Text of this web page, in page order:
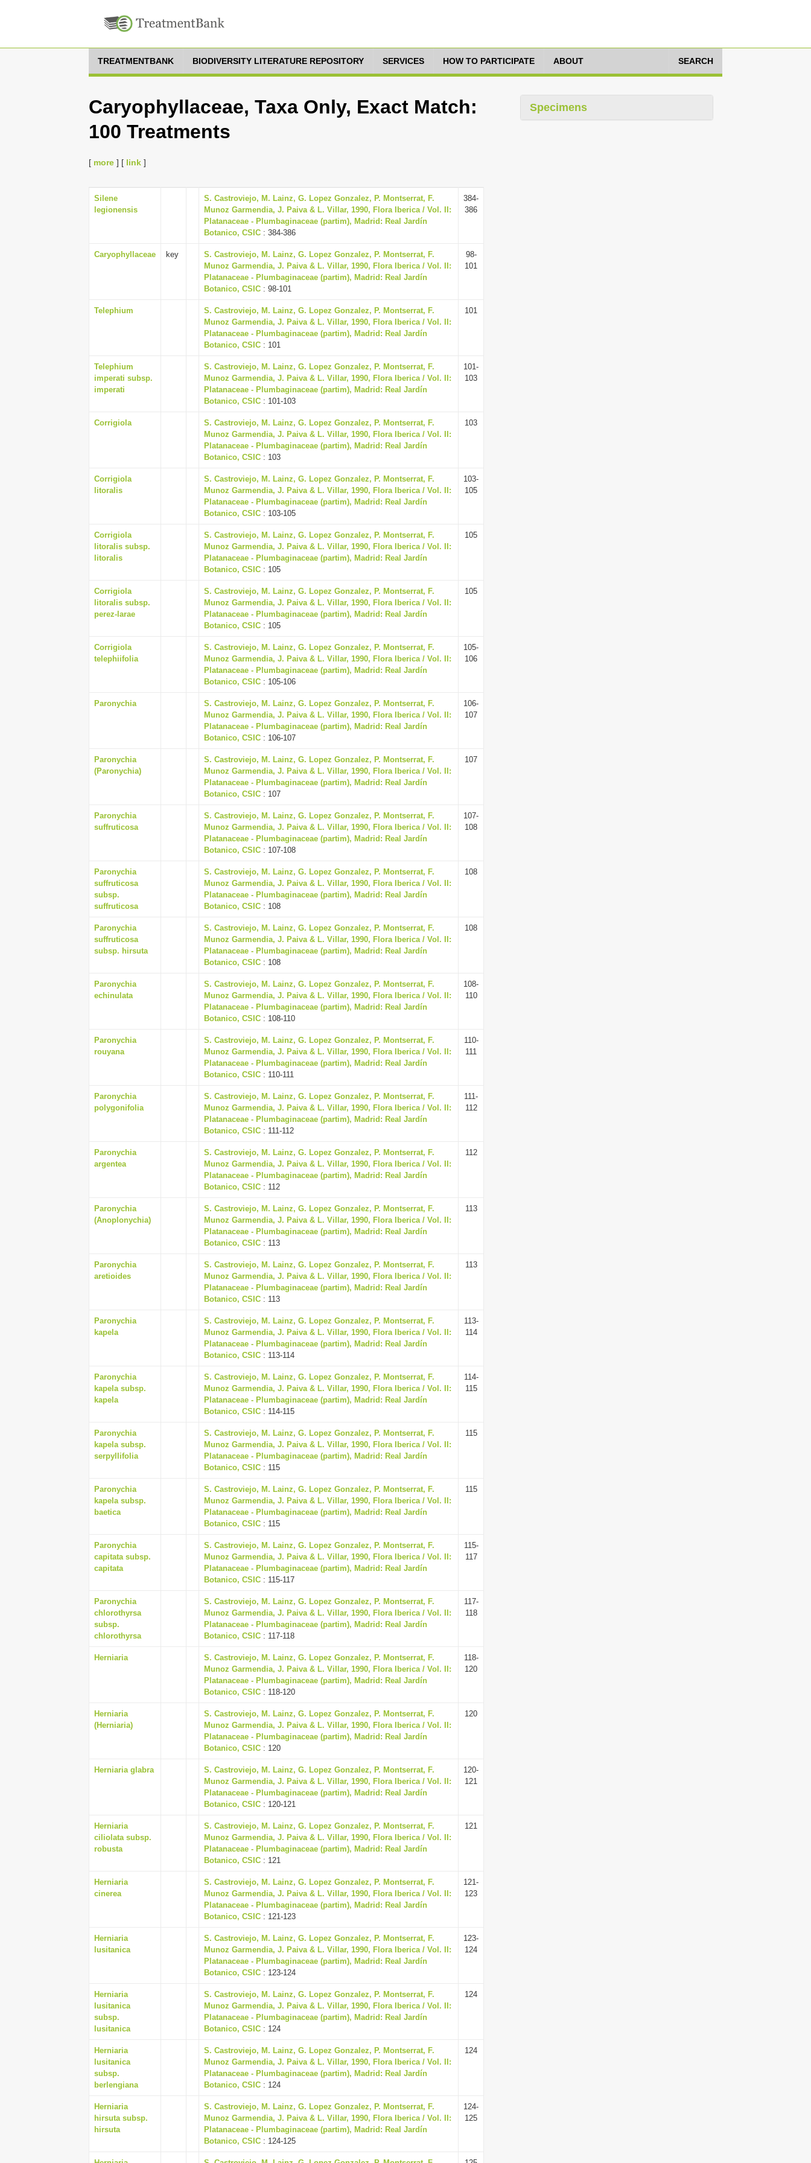
TREATMENTBANK BIODIVERSITY LITERATURE REPOSITORY SERVICES HOW TO PARTICIPATE ABOUT SEARCH
Caryophyllaceae, Taxa Only, Exact Match:
100 Treatments
[ more ] [ link ]
Silene
legionensis
S. Castroviejo, M. Lainz, G. Lopez Gonzalez, P. Montserrat, F.
Munoz Garmendia, J. Paiva & L. Villar, 1990, Flora Iberica / Vol. II:
Platanaceae - Plumbaginaceae (partim), Madrid: Real Jardín
Botanico, CSIC : 384-386
384-
386
Caryophyllaceae key
S. Castroviejo, M. Lainz, G. Lopez Gonzalez, P. Montserrat, F.
Munoz Garmendia, J. Paiva & L. Villar, 1990, Flora Iberica / Vol. II:
Platanaceae - Plumbaginaceae (partim), Madrid: Real Jardín
Botanico, CSIC : 98-101
98-
101
Telephium
S. Castroviejo, M. Lainz, G. Lopez Gonzalez, P. Montserrat, F.
Munoz Garmendia, J. Paiva & L. Villar, 1990, Flora Iberica / Vol. II:
Platanaceae - Plumbaginaceae (partim), Madrid: Real Jardín
Botanico, CSIC : 101
101
Telephium
imperati subsp.
imperati
S. Castroviejo, M. Lainz, G. Lopez Gonzalez, P. Montserrat, F.
Munoz Garmendia, J. Paiva & L. Villar, 1990, Flora Iberica / Vol. II:
Platanaceae - Plumbaginaceae (partim), Madrid: Real Jardín
Botanico, CSIC : 101-103
101-
103
Corrigiola
S. Castroviejo, M. Lainz, G. Lopez Gonzalez, P. Montserrat, F.
Munoz Garmendia, J. Paiva & L. Villar, 1990, Flora Iberica / Vol. II:
Platanaceae - Plumbaginaceae (partim), Madrid: Real Jardín
Botanico, CSIC : 103
103
Corrigiola
litoralis
S. Castroviejo, M. Lainz, G. Lopez Gonzalez, P. Montserrat, F.
Munoz Garmendia, J. Paiva & L. Villar, 1990, Flora Iberica / Vol. II:
Platanaceae - Plumbaginaceae (partim), Madrid: Real Jardín
Botanico, CSIC : 103-105
103-
105
Corrigiola
litoralis subsp.
litoralis
S. Castroviejo, M. Lainz, G. Lopez Gonzalez, P. Montserrat, F.
Munoz Garmendia, J. Paiva & L. Villar, 1990, Flora Iberica / Vol. II:
Platanaceae - Plumbaginaceae (partim), Madrid: Real Jardín
Botanico, CSIC : 105
105
Corrigiola
litoralis subsp.
perez-larae
S. Castroviejo, M. Lainz, G. Lopez Gonzalez, P. Montserrat, F.
Munoz Garmendia, J. Paiva & L. Villar, 1990, Flora Iberica / Vol. II:
Platanaceae - Plumbaginaceae (partim), Madrid: Real Jardín
Botanico, CSIC : 105
105
Corrigiola
telephiifolia
S. Castroviejo, M. Lainz, G. Lopez Gonzalez, P. Montserrat, F.
Munoz Garmendia, J. Paiva & L. Villar, 1990, Flora Iberica / Vol. II:
Platanaceae - Plumbaginaceae (partim), Madrid: Real Jardín
Botanico, CSIC : 105-106
105-
106
Paronychia
S. Castroviejo, M. Lainz, G. Lopez Gonzalez, P. Montserrat, F.
Munoz Garmendia, J. Paiva & L. Villar, 1990, Flora Iberica / Vol. II:
Platanaceae - Plumbaginaceae (partim), Madrid: Real Jardín
Botanico, CSIC : 106-107
106-
107
Paronychia
(Paronychia)
S. Castroviejo, M. Lainz, G. Lopez Gonzalez, P. Montserrat, F.
Munoz Garmendia, J. Paiva & L. Villar, 1990, Flora Iberica / Vol. II:
Platanaceae - Plumbaginaceae (partim), Madrid: Real Jardín
Botanico, CSIC : 107
107
Paronychia
suffruticosa
S. Castroviejo, M. Lainz, G. Lopez Gonzalez, P. Montserrat, F.
Munoz Garmendia, J. Paiva & L. Villar, 1990, Flora Iberica / Vol. II:
Platanaceae - Plumbaginaceae (partim), Madrid: Real Jardín
Botanico, CSIC : 107-108
107-
108
Paronychia
suffruticosa
subsp.
suffruticosa
S. Castroviejo, M. Lainz, G. Lopez Gonzalez, P. Montserrat, F.
Munoz Garmendia, J. Paiva & L. Villar, 1990, Flora Iberica / Vol. II:
Platanaceae - Plumbaginaceae (partim), Madrid: Real Jardín
Botanico, CSIC : 108
108
Paronychia
suffruticosa
subsp. hirsuta
S. Castroviejo, M. Lainz, G. Lopez Gonzalez, P. Montserrat, F.
Munoz Garmendia, J. Paiva & L. Villar, 1990, Flora Iberica / Vol. II:
Platanaceae - Plumbaginaceae (partim), Madrid: Real Jardín
Botanico, CSIC : 108
108
Paronychia
echinulata
S. Castroviejo, M. Lainz, G. Lopez Gonzalez, P. Montserrat, F.
Munoz Garmendia, J. Paiva & L. Villar, 1990, Flora Iberica / Vol. II:
Platanaceae - Plumbaginaceae (partim), Madrid: Real Jardín
Botanico, CSIC : 108-110
108-
110
Paronychia
rouyana
S. Castroviejo, M. Lainz, G. Lopez Gonzalez, P. Montserrat, F.
Munoz Garmendia, J. Paiva & L. Villar, 1990, Flora Iberica / Vol. II:
Platanaceae - Plumbaginaceae (partim), Madrid: Real Jardín
Botanico, CSIC : 110-111
110-
111
Paronychia
polygonifolia
S. Castroviejo, M. Lainz, G. Lopez Gonzalez, P. Montserrat, F.
Munoz Garmendia, J. Paiva & L. Villar, 1990, Flora Iberica / Vol. II:
Platanaceae - Plumbaginaceae (partim), Madrid: Real Jardín
Botanico, CSIC : 111-112
111-
112
Paronychia
argentea
S. Castroviejo, M. Lainz, G. Lopez Gonzalez, P. Montserrat, F.
Munoz Garmendia, J. Paiva & L. Villar, 1990, Flora Iberica / Vol. II:
Platanaceae - Plumbaginaceae (partim), Madrid: Real Jardín
Botanico, CSIC : 112
112
Paronychia
(Anoplonychia)
S. Castroviejo, M. Lainz, G. Lopez Gonzalez, P. Montserrat, F.
Munoz Garmendia, J. Paiva & L. Villar, 1990, Flora Iberica / Vol. II:
Platanaceae - Plumbaginaceae (partim), Madrid: Real Jardín
Botanico, CSIC : 113
113
Paronychia
aretioides
S. Castroviejo, M. Lainz, G. Lopez Gonzalez, P. Montserrat, F.
Munoz Garmendia, J. Paiva & L. Villar, 1990, Flora Iberica / Vol. II:
Platanaceae - Plumbaginaceae (partim), Madrid: Real Jardín
Botanico, CSIC : 113
113
Paronychia
kapela
S. Castroviejo, M. Lainz, G. Lopez Gonzalez, P. Montserrat, F.
Munoz Garmendia, J. Paiva & L. Villar, 1990, Flora Iberica / Vol. II:
Platanaceae - Plumbaginaceae (partim), Madrid: Real Jardín
Botanico, CSIC : 113-114
113-
114
Paronychia
kapela subsp.
kapela
S. Castroviejo, M. Lainz, G. Lopez Gonzalez, P. Montserrat, F.
Munoz Garmendia, J. Paiva & L. Villar, 1990, Flora Iberica / Vol. II:
Platanaceae - Plumbaginaceae (partim), Madrid: Real Jardín
Botanico, CSIC : 114-115
114-
115
Paronychia
kapela subsp.
serpyllifolia
S. Castroviejo, M. Lainz, G. Lopez Gonzalez, P. Montserrat, F.
Munoz Garmendia, J. Paiva & L. Villar, 1990, Flora Iberica / Vol. II:
Platanaceae - Plumbaginaceae (partim), Madrid: Real Jardín
Botanico, CSIC : 115
115
Paronychia
kapela subsp.
baetica
S. Castroviejo, M. Lainz, G. Lopez Gonzalez, P. Montserrat, F.
Munoz Garmendia, J. Paiva & L. Villar, 1990, Flora Iberica / Vol. II:
Platanaceae - Plumbaginaceae (partim), Madrid: Real Jardín
Botanico, CSIC : 115
115
Paronychia
capitata subsp.
capitata
S. Castroviejo, M. Lainz, G. Lopez Gonzalez, P. Montserrat, F.
Munoz Garmendia, J. Paiva & L. Villar, 1990, Flora Iberica / Vol. II:
Platanaceae - Plumbaginaceae (partim), Madrid: Real Jardín
Botanico, CSIC : 115-117
115-
117
Paronychia
chlorothyrsa
subsp.
chlorothyrsa
S. Castroviejo, M. Lainz, G. Lopez Gonzalez, P. Montserrat, F.
Munoz Garmendia, J. Paiva & L. Villar, 1990, Flora Iberica / Vol. II:
Platanaceae - Plumbaginaceae (partim), Madrid: Real Jardín
Botanico, CSIC : 117-118
117-
118
Herniaria
S. Castroviejo, M. Lainz, G. Lopez Gonzalez, P. Montserrat, F.
Munoz Garmendia, J. Paiva & L. Villar, 1990, Flora Iberica / Vol. II:
Platanaceae - Plumbaginaceae (partim), Madrid: Real Jardín
Botanico, CSIC : 118-120
118-
120
Herniaria
(Herniaria)
S. Castroviejo, M. Lainz, G. Lopez Gonzalez, P. Montserrat, F.
Munoz Garmendia, J. Paiva & L. Villar, 1990, Flora Iberica / Vol. II:
Platanaceae - Plumbaginaceae (partim), Madrid: Real Jardín
Botanico, CSIC : 120
120
Herniaria glabra
S. Castroviejo, M. Lainz, G. Lopez Gonzalez, P. Montserrat, F.
Munoz Garmendia, J. Paiva & L. Villar, 1990, Flora Iberica / Vol. II:
Platanaceae - Plumbaginaceae (partim), Madrid: Real Jardín
Botanico, CSIC : 120-121
120-
121
Herniaria
ciliolata subsp.
robusta
S. Castroviejo, M. Lainz, G. Lopez Gonzalez, P. Montserrat, F.
Munoz Garmendia, J. Paiva & L. Villar, 1990, Flora Iberica / Vol. II:
Platanaceae - Plumbaginaceae (partim), Madrid: Real Jardín
Botanico, CSIC : 121
121
Herniaria
cinerea
S. Castroviejo, M. Lainz, G. Lopez Gonzalez, P. Montserrat, F.
Munoz Garmendia, J. Paiva & L. Villar, 1990, Flora Iberica / Vol. II:
Platanaceae - Plumbaginaceae (partim), Madrid: Real Jardín
Botanico, CSIC : 121-123
121-
123
Herniaria
lusitanica
S. Castroviejo, M. Lainz, G. Lopez Gonzalez, P. Montserrat, F.
Munoz Garmendia, J. Paiva & L. Villar, 1990, Flora Iberica / Vol. II:
Platanaceae - Plumbaginaceae (partim), Madrid: Real Jardín
Botanico, CSIC : 123-124
123-
124
Herniaria
lusitanica
subsp.
lusitanica
S. Castroviejo, M. Lainz, G. Lopez Gonzalez, P. Montserrat, F.
Munoz Garmendia, J. Paiva & L. Villar, 1990, Flora Iberica / Vol. II:
Platanaceae - Plumbaginaceae (partim), Madrid: Real Jardín
Botanico, CSIC : 124
124
Herniaria
lusitanica
subsp.
berlengiana
S. Castroviejo, M. Lainz, G. Lopez Gonzalez, P. Montserrat, F.
Munoz Garmendia, J. Paiva & L. Villar, 1990, Flora Iberica / Vol. II:
Platanaceae - Plumbaginaceae (partim), Madrid: Real Jardín
Botanico, CSIC : 124
124
Herniaria
hirsuta subsp.
hirsuta
S. Castroviejo, M. Lainz, G. Lopez Gonzalez, P. Montserrat, F.
Munoz Garmendia, J. Paiva & L. Villar, 1990, Flora Iberica / Vol. II:
Platanaceae - Plumbaginaceae (partim), Madrid: Real Jardín
Botanico, CSIC : 124-125
124-
125
Specimens